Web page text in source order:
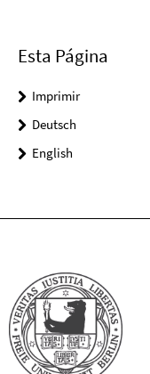
Esta Página
Imprimir
Deutsch
English